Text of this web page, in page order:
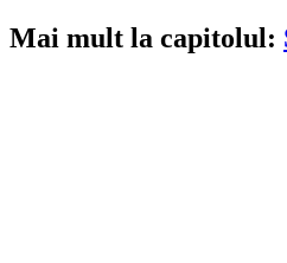
Mai mult la capitolul: